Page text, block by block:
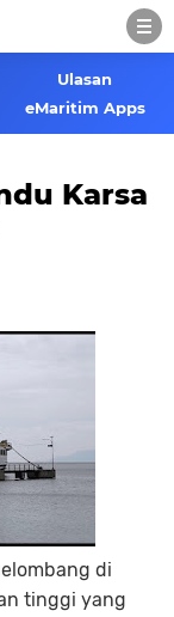
Ulasan
eMaritim Apps
Karsa
di
tinggi yang